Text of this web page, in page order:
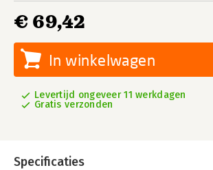
€ 69,42
In winkelwagen
Levertijd ongeveer 11 werkdagen
Gratis verzonden
Specificaties